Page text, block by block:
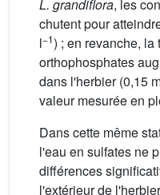
L. grandiflora, les
chutent pour
l−1) ; en revanche, la
orthophosphates
dans l'herbier (0,15
valeur mesurée en
Dans cette même
l'eau en sulfates ne
différences
l'extérieur de